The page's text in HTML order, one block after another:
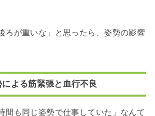
ろが重いな」と思ったら、姿勢の影響
よる筋緊張と血行不良
間も同じ姿勢で仕事していた」なんて